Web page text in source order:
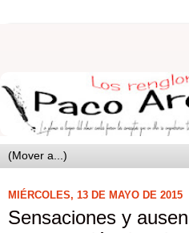
MIÉRCOLES, 13 DE MAYO DE 2015
Sensaciones y